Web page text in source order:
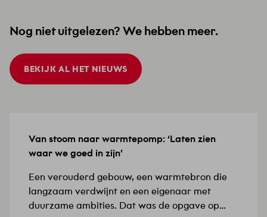
Nog niet uitgelezen? We hebben meer.
BEKIJK AL HET NIEUWS
15 JULI 2026
Van stoom naar warmtepomp: ‘Laten zien
waar we goed in zijn’
Een verouderd gebouw, een warmtebron die
langzaam verdwijnt en een eigenaar met
duurzame ambities. Dat was de opgave op